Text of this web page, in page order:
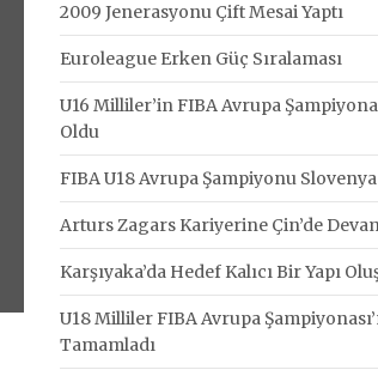
2009 Jenerasyonu Çift Mesai Yaptı
Euroleague Erken Güç Sıralaması
U16 Milliler’in FIBA Avrupa
Oldu
FIBA U18 Avrupa Şampiyonu Slovenya
Arturs Zagars Kariyerine Çin’de
Karşıyaka’da Hedef Kalıcı Bir Yapı
U18 Milliler FIBA Avrupa
Tamamladı